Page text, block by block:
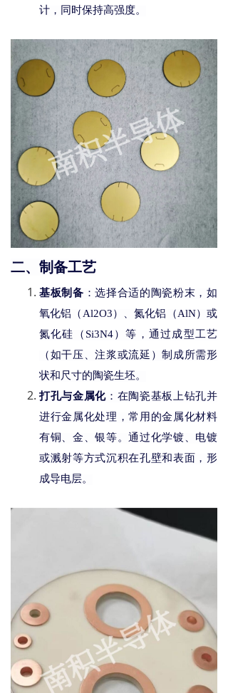
计，同时保持高强度。
二、制备工艺
基板制备 ：选择合适的陶瓷粉末，如
氧化铝（Al2O3）、氮化铝（AlN）或
氮化硅（Si3N4）等，通过成型工艺
（如干压、注浆或流延）制成所需形
状和尺寸的陶瓷生坯。
打孔与金属化 ：在陶瓷基板上钻孔并
进行金属化处理，常用的金属化材料
有铜、金、银等。通过化学镀、电镀
或溅射等方式沉积在孔壁和表面，形
成导电层。